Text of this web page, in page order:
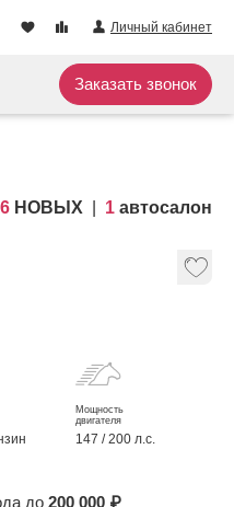
Личный кабинет
Заказать звонок
НОВЫХ 1 автосалон
Мощность
двигателя
147 / 200 л.с.
до200 000 ₽